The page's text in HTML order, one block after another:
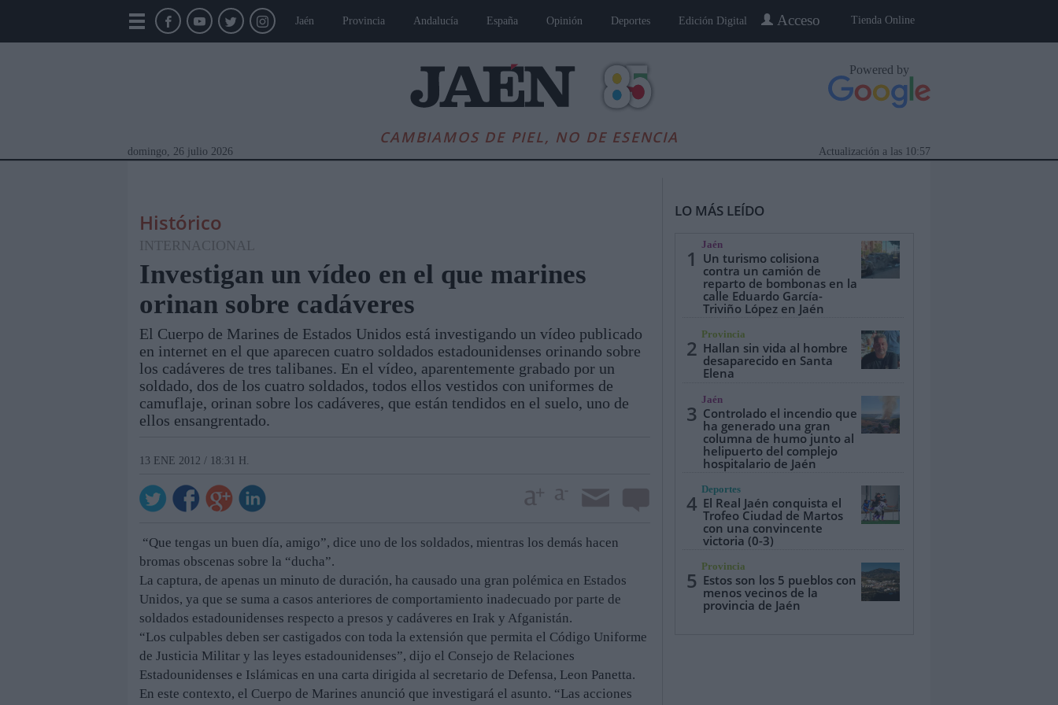
Tienda Online
Acceso
Jaén Provincia Andalucía España Opinión Deportes Edición Digital
CAMBIAMOS DE PIEL, NO DE ESENCIA
Powered by
domingo, 26 julio 2026 10:57
Actualización a las
Módulos Portada Jaén Provincia Linares Andalucía Jaén, Pueblo a Pueblo Gente
Histórico
INTERNACIONAL
Investigan un vídeo en el que marines
orinan sobre cadáveres
El Cuerpo de Marines de Estados Unidos está investigando un vídeo publicado
en internet en el que aparecen cuatro soldados estadounidenses orinando sobre
los cadáveres de tres talibanes. En el vídeo, aparentemente grabado por un
soldado, dos de los cuatro soldados, todos ellos vestidos con uniformes de
camuflaje, orinan sobre los cadáveres, que están tendidos en el suelo, uno de
ellos ensangrentado.
13 ENE 2012 / 18:31 H.
“Que tengas un buen día, amigo”, dice uno de los soldados, mientras los demás hacen
bromas obscenas sobre la “ducha”.
La captura, de apenas un minuto de duración, ha causado una gran polémica en Estados
Unidos, ya que se suma a casos anteriores de comportamiento inadecuado por parte de
soldados estadounidenses respecto a presos y cadáveres en Irak y Afganistán.
“Los culpables deben ser castigados con toda la extensión que permita el Código Uniforme
de Justicia Militar y las leyes estadounidenses”, dijo el Consejo de Relaciones
Estadounidenses e Islámicas en una carta dirigida al secretario de Defensa, Leon Panetta.
En este contexto, el Cuerpo de Marines anunció que investigará el asunto. “Las acciones
LO MÁS LEÍDO
1
Jaén
Un turismo colisiona
contra un camión de
reparto de bombonas en la
calle Eduardo García-
Triviño López en Jaén
2
Provincia
Hallan sin vida al hombre
desaparecido en Santa
Elena
3
Jaén
Controlado el incendio que
ha generado una gran
columna de humo junto al
helipuerto del complejo
hospitalario de Jaén
4
Deportes
El Real Jaén conquista el
Trofeo Ciudad de Martos
con una convincente
victoria (0-3)
5
Provincia
Estos son los 5 pueblos con
menos vecinos de la
provincia de Jaén